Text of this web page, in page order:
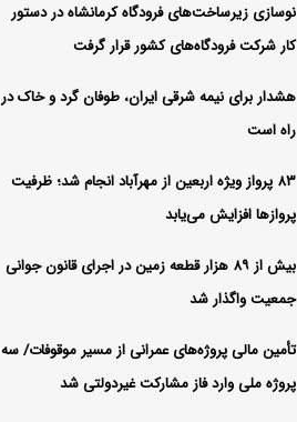
نوسازی زیرساخت‌های فرودگاه کرمانشاه در دستور
کار شرکت فرودگاه‌های کشور قرار گرفت
هشدار برای نیمه شرقی ایران، طوفان گرد و خاک در
راه است
۸۳ پرواز ویژه اربعین از مهرآباد انجام شد؛ ظرفیت
پروازها افزایش می‌یابد
بیش از ۸۹ هزار قطعه زمین در اجرای قانون جوانی
جمعیت واگذار شد
تأمین مالی پروژه‌های عمرانی از مسیر موقوفات/ سه
پروژه ملی وارد فاز مشارکت غیردولتی شد